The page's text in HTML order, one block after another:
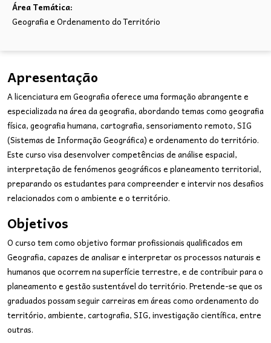
Área Temática:
Geografia e Ordenamento do Território
Apresentação
A licenciatura em Geografia oferece uma formação abrangente e
especializada na área da geografia, abordando temas como geografia
física, geografia humana, cartografia, sensoriamento remoto, SIG
(Sistemas de Informação Geográfica) e ordenamento do território.
Este curso visa desenvolver competências de análise espacial,
interpretação de fenómenos geográficos e planeamento territorial,
preparando os estudantes para compreender e intervir nos desafios
relacionados com o ambiente e o território.
Objetivos
O curso tem como objetivo formar profissionais qualificados em
Geografia, capazes de analisar e interpretar os processos naturais e
humanos que ocorrem na superfície terrestre, e de contribuir para o
planeamento e gestão sustentável do território. Pretende-se que os
graduados possam seguir carreiras em áreas como ordenamento do
território, ambiente, cartografia, SIG, investigação científica, entre
outras.